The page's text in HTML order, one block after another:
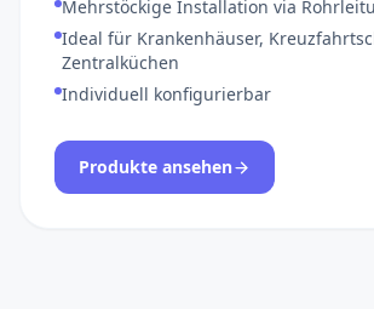
Mehrstöckige Installation via
Ideal für Krankenhäuser,
Zentralküchen
Individuell konfigurierbar
Produkte ansehen